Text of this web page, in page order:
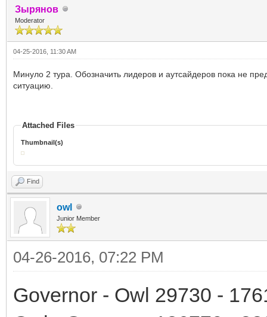
Зырянов
Moderator
04-25-2016, 11:30 AM
Минуло 2 тура. Обозначить лидеров и аутсайдеров пока не
ситуацию.
Attached Files
Thumbnail(s)
Find
owl
Junior Member
04-26-2016, 07:22 PM
Governor - Owl 29730 -